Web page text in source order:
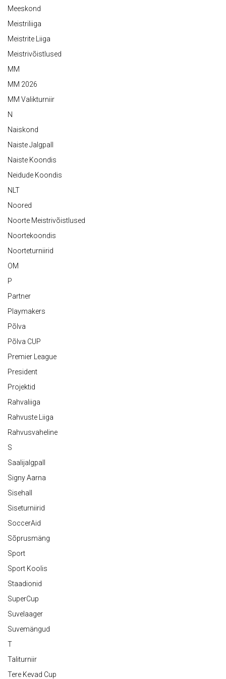
Meeskond
Meistriliiga
Meistrite Liiga
Meistrivõistlused
MM
MM 2026
MM Valikturniir
N
Naiskond
Naiste Jalgpall
Naiste Koondis
Neidude Koondis
NLT
Noored
Noorte Meistrivõistlused
Noortekoondis
Noorteturniirid
OM
P
Partner
Playmakers
Põlva
Põlva CUP
Premier League
President
Projektid
Rahvaliiga
Rahvuste Liiga
Rahvusvaheline
S
Saalijalgpall
Signy Aarna
Sisehall
Siseturniirid
SoccerAid
Sõprusmäng
Sport
Sport Koolis
Staadionid
SuperCup
Suvelaager
Suvemängud
T
Taliturniir
Tere Kevad Cup